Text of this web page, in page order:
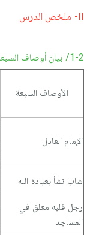
II- ملخص الدرس
1-2/ بيان أوصاف السبعة الذين يظلهم الله تعالى
الأوصاف السبعة
الإمام العادل
شاب نشأ بعبادة الله
رجل قلبه معلق في
المساجد